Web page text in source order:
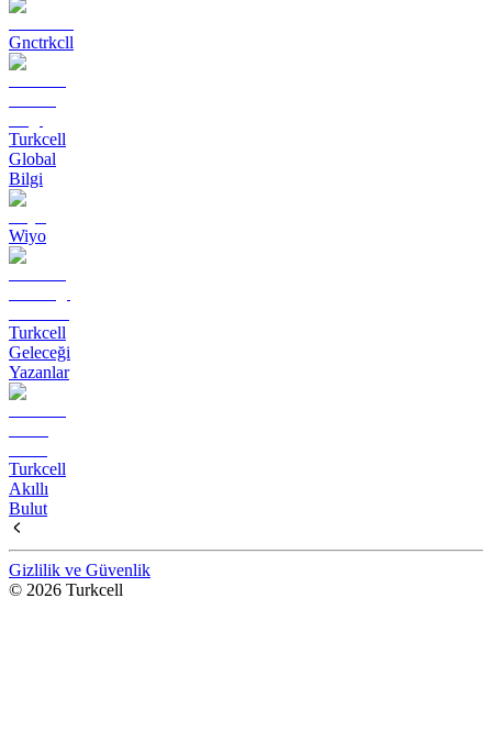
Gnctrkcll
Turkcell
Global
Bilgi
Wiyo
Turkcell
Geleceği
Yazanlar
Turkcell
Akıllı
Bulut
Gizlilik ve Güvenlik
© 2026 Turkcell